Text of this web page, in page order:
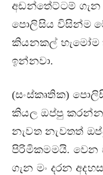
අඩන්තේට්ටම්
පොලිසිය විසින්ම
කියනකල් හැමෝම
ඉන්නවා.
(සංස්කෘතික)
කියල ඔප්පු
නැවත නැවතත්
පිරිමිකමමයි.
ගැන මං දරන